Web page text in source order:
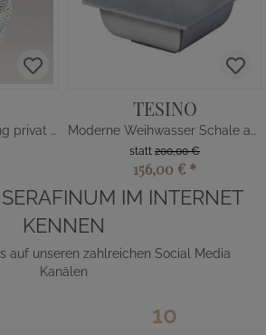
Öko Urne für Bestattung privat kaufen
TESINO
Moderne Weihwasser Schale aus Aluminium
statt 200,00 €
156,00 € *
IM INTERNET
KENNEN
auf unseren zahlreichen Social Media
Kanälen
10